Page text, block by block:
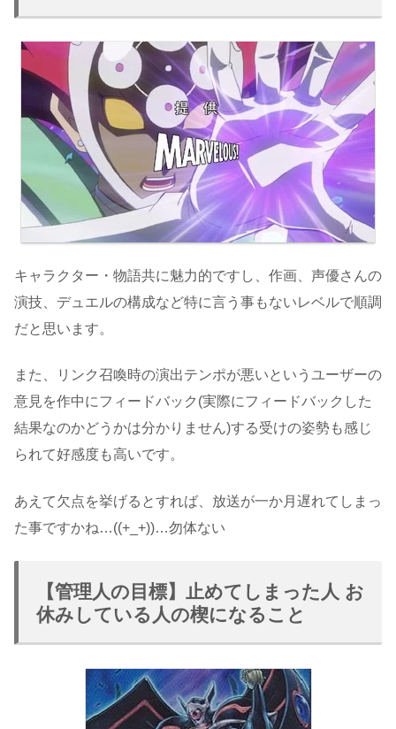
キャラクター・物語共に魅力的ですし、作画、声優さんの
演技、デュエルの構成など特に言う事もないレベルで順調
だと思います。
また、リンク召喚時の演出テンポが悪いというユーザーの
意見を作中にフィードバック(実際にフィードバックした
結果なのかどうかは分かりません)する受けの姿勢も感じ
られて好感度も高いです。
あえて欠点を挙げるとすれば、放送が一か月遅れてしまっ
た事ですかね…((+_+))…勿体ない
【管理人の目標】止めてしまった人 お
休みしている人の楔になること